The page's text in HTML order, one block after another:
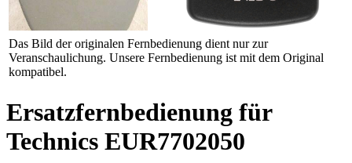
Das Bild der originalen Fernbedienung dient nur zur
Veranschaulichung. Unsere Fernbedienung ist mit dem Original
kompatibel.
Ersatzfernbedienung für
Technics EUR7702050